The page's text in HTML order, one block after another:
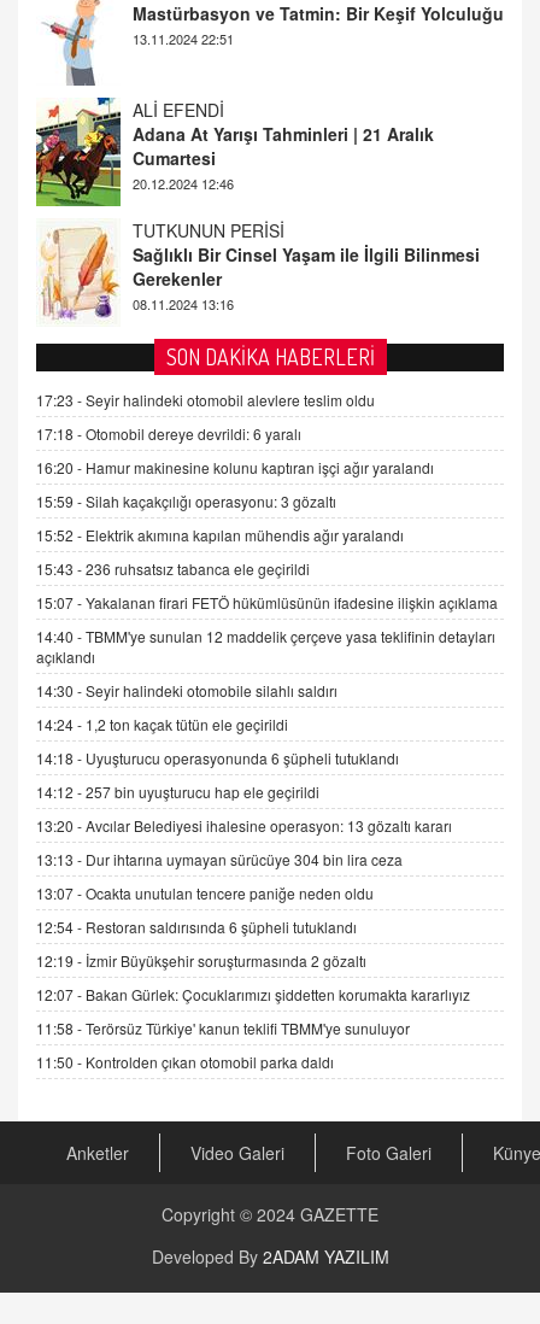
Adana At Yarışı Tahminleri | 21 Aralık
Cumartesi
TUTKUNUN PERİSİ
Sağlıklı Bir Cinsel Yaşam ile İlgili Bilinmesi
Gerekenler
08.11.2024 13:16
FARUK ÖNALAN
Tezkere Onaylanmasaydı…
2 Kasım 2021 Salı 00:11
AV. DOĞAN CAN DOĞAN
Kişisel verilerin korunması ve dijital hukukun
gelişimi
SEHER EREK
Kış Ayları Geldi, Hangi Önlemler Alınmalı?
9.12.2025 10:11
İNCİ GÜL AKÖL
Trump Keşke Adana'yı da Ziyaret Etse...
06.07.2026 13:00
ADEM AKÖL
Esed Destekçilerinin Yüzüne Vurulan Şamar:
Sednaya
11.12.2024 12:30
DR. EKREM ASLAN
Gerçek Ne, Algı Ne? "Beraber Yürüyoruz"
Cümlesinin Peşinden
19.07.2025 12:45
GÖNÜL MENEKŞE
Şifacının Yolu
04.11.2025 12:56
AV. RÜMEYSA ÖZKALE
Arabulucuya Başvuru Şartı
23.09.2023 16:30
Değişen yapısıyla Suriye
SON DAKİKA HABERLERİ
17:23 -Seyir halindeki otomobil alevlere teslim oldu
17:18 -Otomobil dereye devrildi: 6 yaralı
16:20 - Hamur makinesine kolunu kaptıran işçi ağır yaralandı
15:59 -Silah kaçakçılığı operasyonu: 3 gözaltı
15:52 - Elektrik akımına kapılan mühendis ağır yaralandı
15:43 -236 ruhsatsız tabanca ele geçirildi
15:07 -Yakalanan firari FETÖ hükümlüsünün ifadesine ilişkin açıklama
14:40 -TBMM'ye sunulan 12 maddelik çerçeve yasa teklifinin detayları
açıklandı
14:30 -Seyir halindeki otomobile silahlı saldırı
14:24 - 1,2 ton kaçak tütün ele geçirildi
14:18 - Uyuşturucu operasyonunda 6 şüpheli tutuklandı
14:12 -257 bin uyuşturucu hap ele geçirildi
13:20 -Avcılar Belediyesi ihalesine operasyon: 13 gözaltı kararı
13:13 - Dur ihtarına uymayan sürücüye 304 bin lira ceza
13:07 -Ocakta unutulan tencere paniğe neden oldu
12:54 - Restoran saldırısında 6 şüpheli tutuklandı
12:19 - İzmir Büyükşehir soruşturmasında 2 gözaltı
12:07 - Bakan Gürlek: Çocuklarımızı şiddetten korumakta kararlıyız
11:58 -Terörsüz Türkiye' kanun teklifi TBMM'ye sunuluyor
11:50 - Kontrolden çıkan otomobil parka daldı
Anketler Video Galeri Foto Galeri Künye
Copyright © 2024 GAZETTE
Developed By 2ADAM YAZILIM